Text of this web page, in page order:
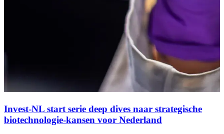
Invest-NL start serie deep dives naar strategische
biotechnologie-kansen voor Nederland